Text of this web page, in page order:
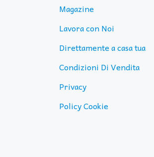
Magazine
Lavora con Noi
Direttamente a casa tua
Condizioni Di Vendita
Privacy
Policy Cookie